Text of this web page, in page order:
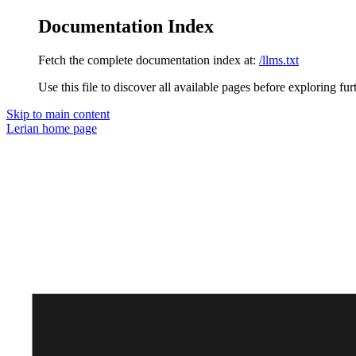
Documentation Index
Fetch the complete documentation index at: /llms.txt
Use this file to discover all available pages before exploring
Skip to main content
Lerian home page